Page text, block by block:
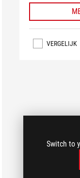
Switch to
VERGELIJK